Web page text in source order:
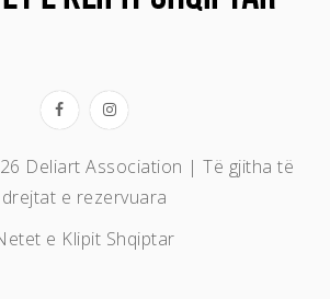
Deliart Association | Të gjitha të
drejtat e rezervuara
e Klipit Shqiptar